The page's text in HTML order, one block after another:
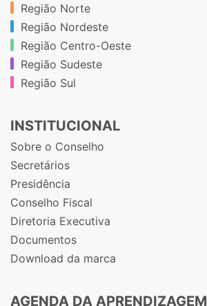
Região Norte
Região Nordeste
Região Centro-Oeste
Região Sudeste
Região Sul
INSTITUCIONAL
Sobre o Conselho
Secretários
Presidência
Conselho Fiscal
Diretoria Executiva
Documentos
Download da marca
AGENDA DA APRENDIZAGEM